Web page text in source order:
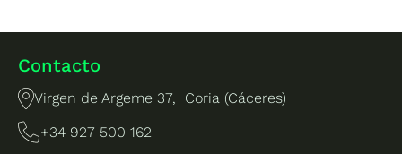
Contacto
Virgen de Argeme 37, Coria (Cáceres)
+34 927 500 162